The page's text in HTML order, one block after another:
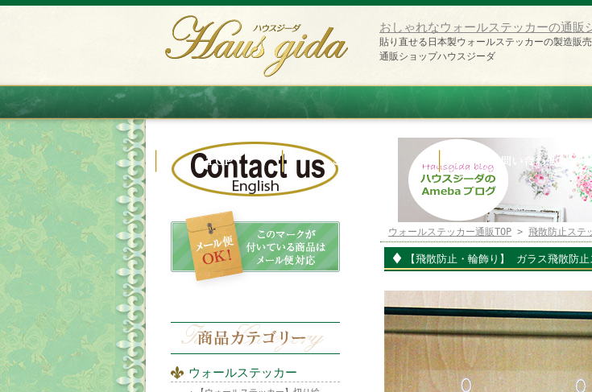
おしゃれなウォールステッカーの通
貼り直せる日本製ウォールステッカーの製造販
通販ショップハウスジーダ
ウォールステッカー
ウォールステッカー通販TOP > 飛散防止ステ
【飛散防止・輪飾り】 ガラス飛散防